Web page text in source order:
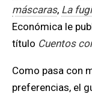
máscaras, La
Económica le
título Cuentos
Como pasa con muchos escritores, es cuestión de
preferencias, el